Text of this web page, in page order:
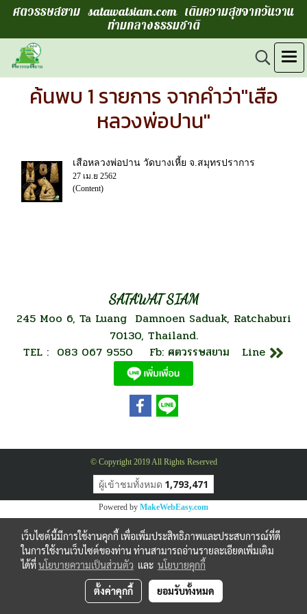
ศตวรรษสยาม satawatsiam.com เติมความสุขจากวันวาน
ท่ามกลางธรรมชาติ
ค้นพบ 1 รายการ จากคำว่า"เสือ
หลวงพ่อปาน"
เสือหลวงพ่อปาน วัดบางเหี้ย จ.สมุทรปราการ
27 เม.ย 2562
(Content)
SATAWAT SIAM
245 Moo 6, Ta Luang Damnoen Saduak, Ratchaburi
70130, Thailand.
TEL : 083 067 9550 Fb: ศตวรรษสยาม Line
© Copyright 2019 All Rights Reserved
ผู้เข้าชมทั้งหมด 1,793,471
Powered by MakeWebEasy.com
เว็บไซต์นี้มีการใช้งานคุกกี้ เพื่อเพิ่มประสิทธิภาพและประสบการณ์ที่ดี
ในการใช้งานเว็บไซต์ของท่าน ท่านสามารถอ่านรายละเอียดเพิ่มเติม
ได้ที่นโยบายความเป็นส่วนตัว และ นโยบายคุกกี้
ตั้งค่าคุกกี้ ยอมรับทั้งหมด